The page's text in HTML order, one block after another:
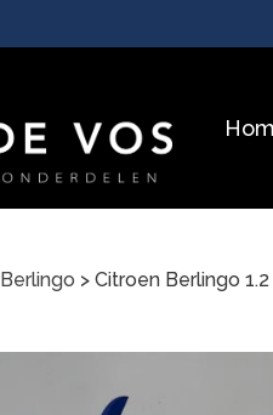
Berlingo > Citroen Berlingo